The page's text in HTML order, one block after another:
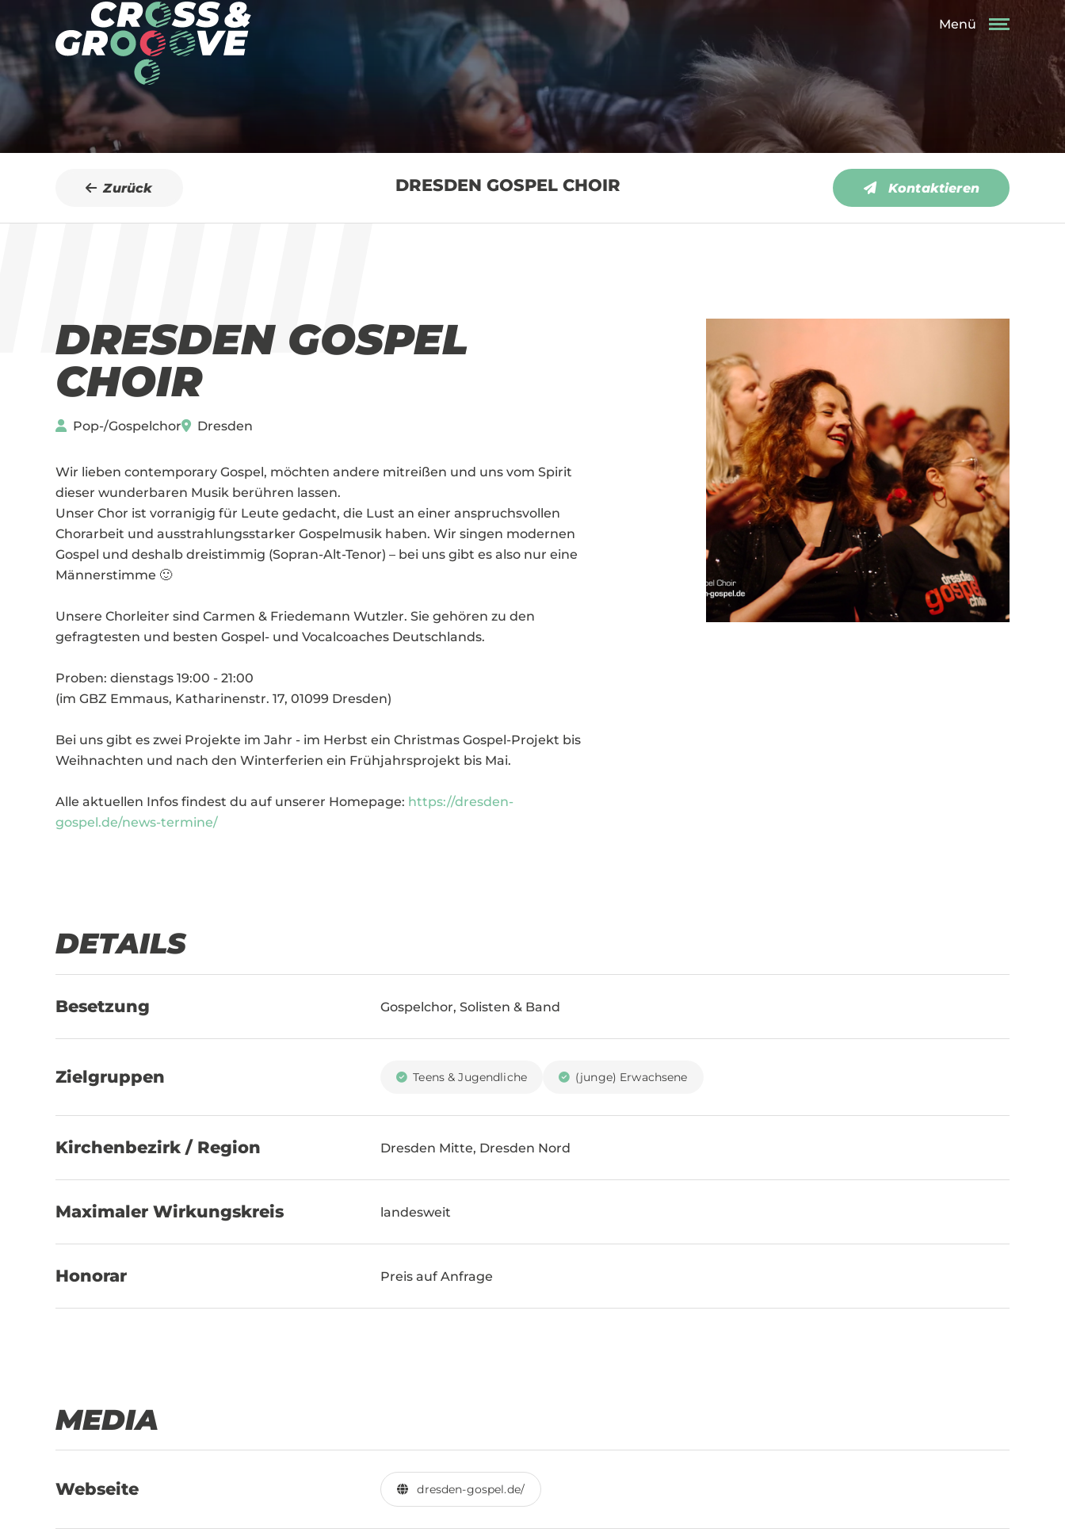
Menü
Zurück DRESDEN GOSPEL CHOIR Kontaktieren
DRESDEN GOSPEL
CHOIR
Pop-/Gospelchor Dresden
Wir lieben contemporary Gospel, möchten andere mitreißen und uns vom Spirit
dieser wunderbaren Musik berühren lassen.
Unser Chor ist vorranigig für Leute gedacht, die Lust an einer anspruchsvollen
Chorarbeit und ausstrahlungsstarker Gospelmusik haben. Wir singen modernen
Gospel und deshalb dreistimmig (Sopran-Alt-Tenor) – bei uns gibt es also nur eine
Männerstimme 🙂
Unsere Chorleiter sind Carmen & Friedemann Wutzler. Sie gehören zu den
gefragtesten und besten Gospel- und Vocalcoaches Deutschlands.
Proben: dienstags 19:00 - 21:00
(im GBZ Emmaus, Katharinenstr. 17, 01099 Dresden)
Bei uns gibt es zwei Projekte im Jahr - im Herbst ein Christmas Gospel-Projekt bis
Weihnachten und nach den Winterferien ein Frühjahrsprojekt bis Mai.
Alle aktuellen Infos findest du auf unserer Homepage: https://dresden-
gospel.de/news-termine/
DETAILS
Besetzung Gospelchor, Solisten & Band
Zielgruppen Teens & Jugendliche (junge) Erwachsene
Kirchenbezirk / Region Dresden Mitte, Dresden Nord
Maximaler Wirkungskreis landesweit
Honorar Preis auf Anfrage
MEDIA
Webseite dresden-gospel.de/